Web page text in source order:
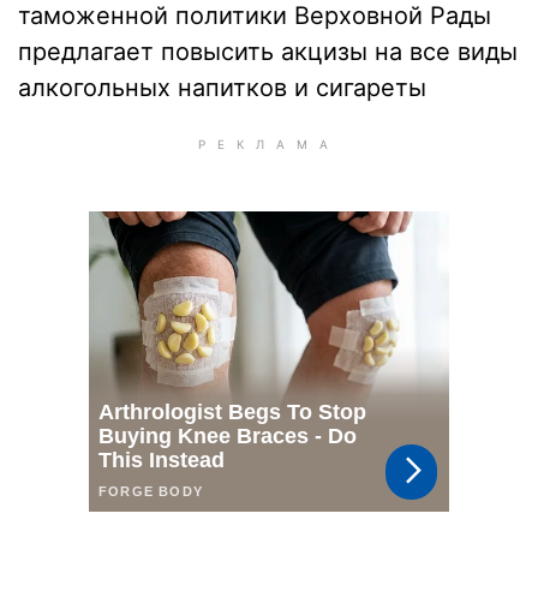
таможенной политики Верховной Рады
предлагает повысить акцизы на все виды
алкогольных напитков и сигареты